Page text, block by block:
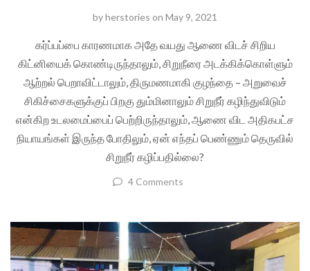
byherstories on May 9, 2021
கர்ப்பப்பை காரணமாக அதே வயது ஆணை விடச் சிறிய
கிட்னியைக் கொண்டிருந்தாலும், சிறுநீரை அடக்கிக்கொள்ளும்
ஆற்றல் பெறாவிட்டாலும், திருமணமாகி குழந்தை – அறுவைச்
சிகிச்சைகளுக்குப் பிறகு தும்மினாலும் சிறுநீர் கழிந்துவிடும்
என்கிற உடலமைப்பைப் பெற்றிருந்தாலும், ஆணை விட அதிகபட்ச
நியாயங்கள் இருந்த போதிலும், ஏன் எந்தப் பெண்ணும் தெருவில்
சிறுநீர் கழிப்பதில்லை?
4 Comments